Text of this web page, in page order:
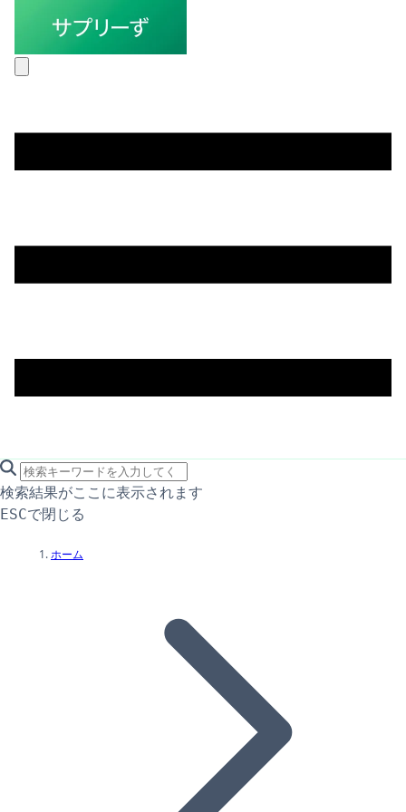
search icon
サイト内検索
検索結果がここに表示されます
ESCで閉じる
ホーム